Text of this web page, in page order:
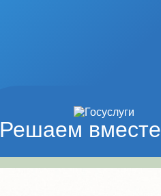
Решаем вместе